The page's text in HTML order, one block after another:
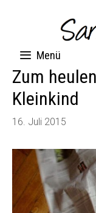
Menü
Zum
Kleinkind
16. Juli 2015